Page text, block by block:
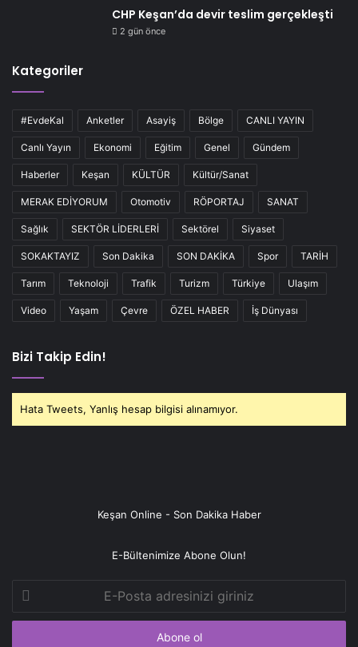
CHP Keşan’da devir teslim gerçekleşti
2 gün önce
Kategoriler
#EvdeKal Anketler Asayiş Bölge CANLI YAYIN
Canlı Yayın Ekonomi Eğitim Genel Gündem
Haberler Keşan KÜLTÜR Kültür/Sanat
MERAK EDİYORUM Otomotiv RÖPORTAJ SANAT
Sağlık SEKTÖR LİDERLERİ Sektörel Siyaset
SOKAKTAYIZ Son Dakika SON DAKİKA Spor TARİH
Tarım Teknoloji Trafik Turizm Türkiye Ulaşım
Video Yaşam Çevre ÖZEL HABER İş Dünyası
Bizi Takip Edin!
Hata Tweets, Yanlış hesap bilgisi alınamıyor.
Keşan Online - Son Dakika Haber
E-Bültenimize Abone Olun!
Posta
adresinizi